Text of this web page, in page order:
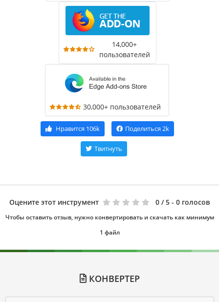
14,000+
пользователей
30,000+ пользователей
Нравится 106k Поделиться 2k
Твитнуть
Оцените этот инструмент 0 / 5 - 0 голосов
Чтобы оставить отзыв, нужно конвертировать и скачать как минимум
1 файл
КОНВЕРТЕР